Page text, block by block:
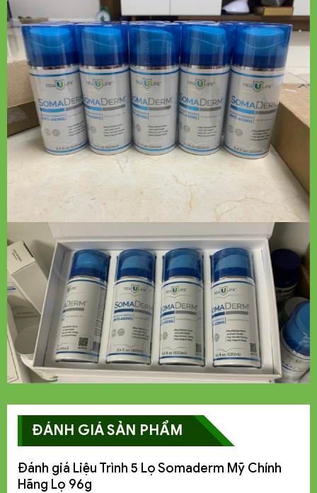
ĐÁNH GIÁ SẢN PHẨM
Đánh giá Liệu Trình 5 Lọ Somaderm Mỹ Chính
Hãng Lọ 96g